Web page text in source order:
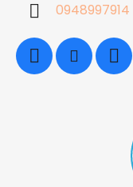
0948997914